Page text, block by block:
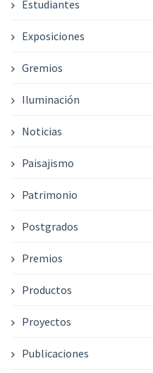
Estudiantes
Exposiciones
Gremios
Iluminación
Noticias
Paisajismo
Patrimonio
Postgrados
Premios
Productos
Proyectos
Publicaciones